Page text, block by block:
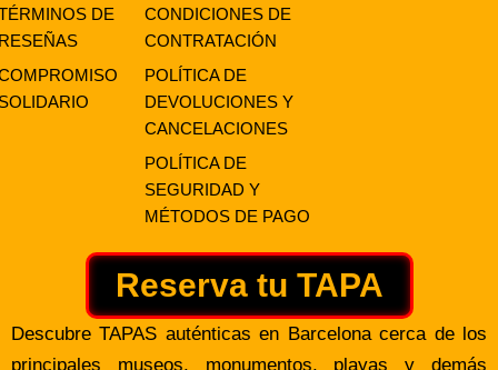
DE
CONDICIONES DE
CONTRATACIÓN
POLÍTICA DE
DEVOLUCIONES Y
CANCELACIONES
POLÍTICA DE
SEGURIDAD Y
MÉTODOS DE PAGO
Reserva tu TAPA
Descubre TAPAS auténticas en Barcelona cerca de los
principales museos, monumentos, playas y demás